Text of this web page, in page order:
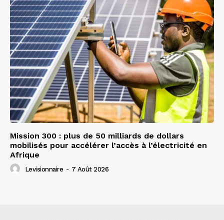
Mission 300 : plus de 50 milliards de dollars
mobilisés pour accélérer l’accès à l’électricité en
Afrique
Levisionnaire - 7 Août 2026